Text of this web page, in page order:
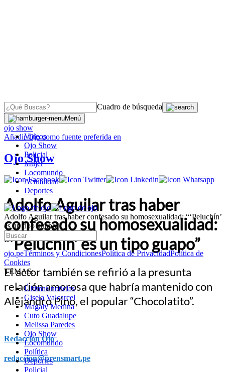
Cuadro de búsqueda
Menú
Videos
Ojo Show
Policial
Mujer
Locomundo
Actualidad
Deportes
Adolfo Aguilar tras haber confesado su homosexualidad: “‘Peluchín’
es un tipo guapo”
ojo.peTérminos y CondicionesPolítica de PrivacidadPolítica de
Cookies
TEMAS:
Últimas noticias
Gisela Valcarcel
Magaly Medina
Cuto Guadalupe
Melissa Paredes
Ojo Show
Locomundo
Política
Deportes
Policial
OJO
ojo show
AñadirOjocomo fuente preferida en
Ojo Show
Adolfo Aguilar tras haber
confesado su homosexualidad:
“‘Peluchín’ es un tipo guapo”
El actor también se refirió a la presunta
relación amorosa que habría mantenido con
Alejandro Pino, el popular “Chocolatito”.
Redacción Ojo
redaccion@prensmart.pe